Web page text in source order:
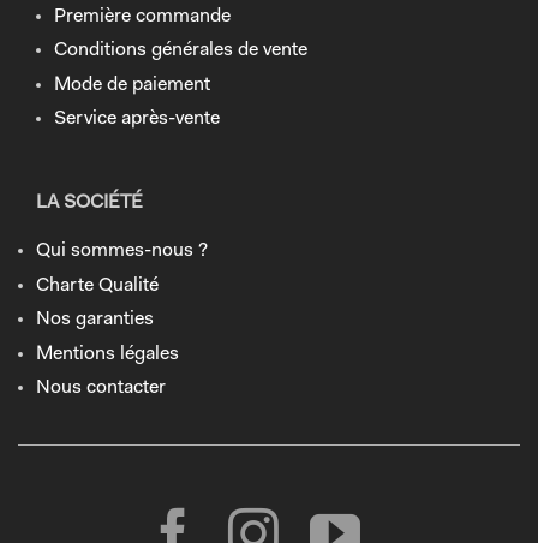
Première commande
Conditions générales de vente
Mode de paiement
Service après-vente
LA SOCIÉTÉ
Qui sommes-nous ?
Charte Qualité
Nos garanties
Mentions légales
Nous contacter